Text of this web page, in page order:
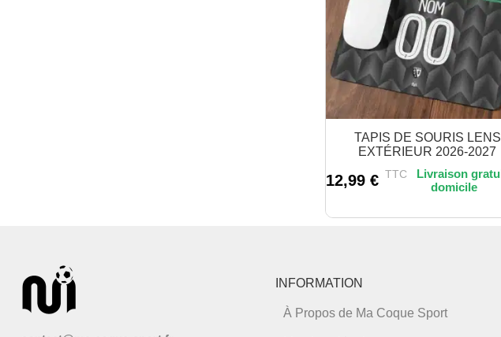
TAPIS DE SOURIS LENS
EXTÉRIEUR 2026-2027
12,99 € TTC
INFORMATION
À Propos de Ma Coque Sport